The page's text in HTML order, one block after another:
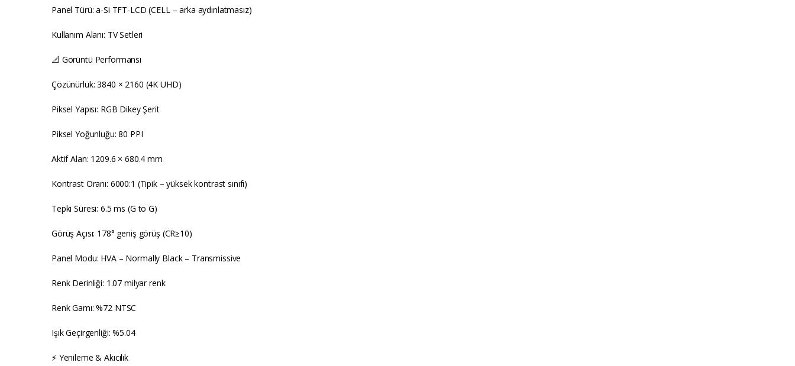
Panel Türü: a-Si TFT-LCD (CELL – arka aydınlatmasız)
Kullanım Alanı: TV Setleri
📐 Görüntü Performansı
Çözünürlük: 3840 × 2160 (4K UHD)
Piksel Yapısı: RGB Dikey Şerit
Piksel Yoğunluğu: 80 PPI
Aktif Alan: 1209.6 × 680.4 mm
Kontrast Oranı: 6000:1 (Tipik – yüksek kontrast sınıfı)
Tepki Süresi: 6.5 ms (G to G)
Görüş Açısı: 178° geniş görüş (CR≥10)
Panel Modu: HVA – Normally Black – Transmissive
Renk Derinliği: 1.07 milyar renk
Renk Gamı: %72 NTSC
Işık Geçirgenliği: %5.04
⚡ Yenileme & Akıcılık